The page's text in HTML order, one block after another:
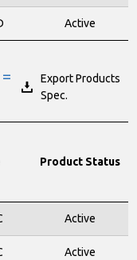
Active
Export Products
Spec.
Product Status
Active
Active